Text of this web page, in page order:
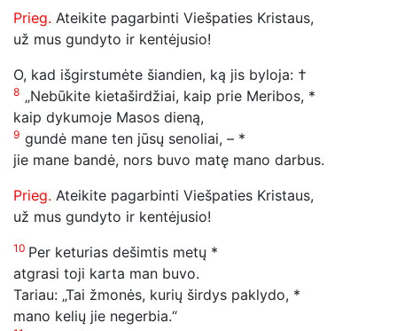
Prieg. Ateikite pagarbinti Viešpaties Kristaus,
už mus gundyto ir kentėjusio!
O, kad išgirstumėte šiandien, ką jis byloja: †
8 „Nebūkite kietaširdžiai, kaip prie Meribos, *
kaip dykumoje Masos dieną,
9 gundė mane ten jūsų senoliai, – *
jie mane bandė, nors buvo matę mano darbus.
Prieg. Ateikite pagarbinti Viešpaties Kristaus,
už mus gundyto ir kentėjusio!
10 Per keturias dešimtis metų *
atgrasi toji karta man buvo.
Tariau: „Tai žmonės, kurių širdys paklydo, *
mano kelių jie negerbia.“